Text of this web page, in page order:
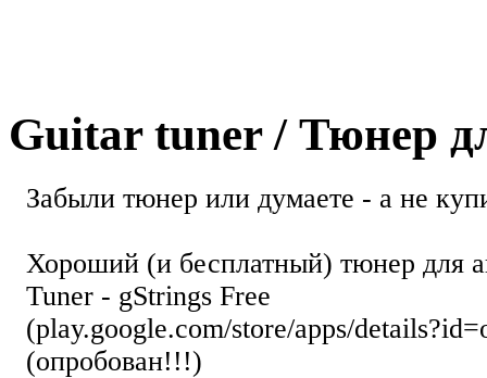
Guitar tuner / Тюнер
Забыли тюнер или думаете - а не
Хороший (и бесплатный) тюнер для
Tuner - gStrings Free
(play.google.com/store/apps/
(опробован!!!)